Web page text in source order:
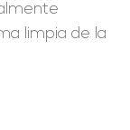
limpia de la